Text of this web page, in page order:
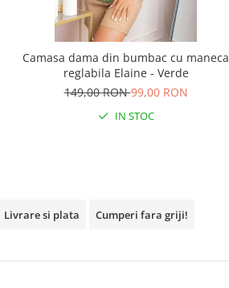
Camasa dama din bumbac cu maneca
reglabila Elaine - Verde
149,00 RON99,00 RON
IN STOC
Livrare si plata Cumperi fara griji!